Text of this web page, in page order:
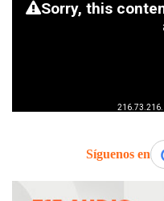
Síguenos en